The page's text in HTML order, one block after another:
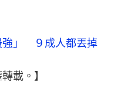
」　９成人都丟掉
載。】